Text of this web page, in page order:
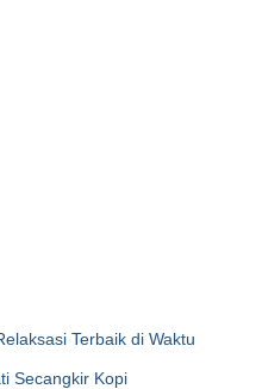
Terbaik di Waktu
Secangkir Kopi